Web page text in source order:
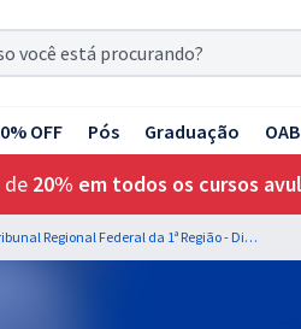
OFF Pós Graduação OAB
de 20% em todos os cursos
TRF 1ª Região - Tribunal Regional Federal da 1ª Região - Direito Processual Penal para Residência Jurídica